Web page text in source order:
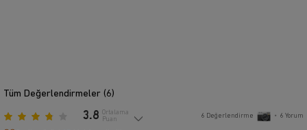
Tüm Değerlendirmeler (6)
3.8 Ortalama
Puan
6 Değerlendirme • 6 Yorum